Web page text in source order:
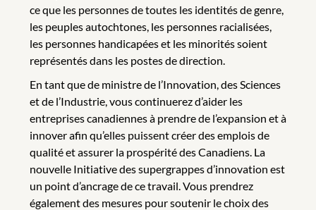
ce que les personnes de toutes les identités de genre,
les peuples autochtones, les personnes racialisées,
les personnes handicapées et les minorités soient
représentés dans les postes de direction.
En tant que de ministre de l’Innovation, des Sciences
et de l’Industrie, vous continuerez d’aider les
entreprises canadiennes à prendre de l’expansion et à
innover afin qu’elles puissent créer des emplois de
qualité et assurer la prospérité des Canadiens. La
nouvelle Initiative des supergrappes d’innovation est
un point d’ancrage de ce travail. Vous prendrez
également des mesures pour soutenir le choix des